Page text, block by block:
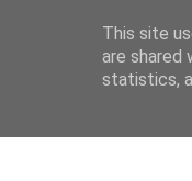
ÜBER MICH
This site
are shared
statistics,